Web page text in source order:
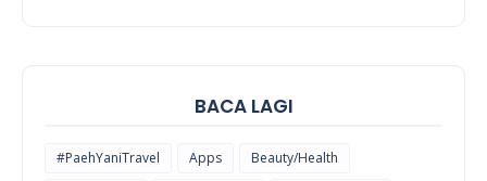
BACA LAGI
#PaehYaniTravel Apps
Beauty/Health